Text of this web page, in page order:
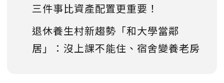
三件事比資產配置更重要！
退休養生村新趨勢「和大學當鄰
居」：沒上課不能住、宿舍變養老房